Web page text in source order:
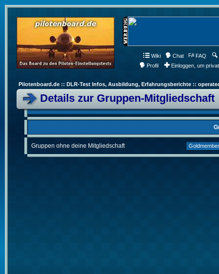
Wiki Chat FAQ
Profil
Einloggen, um
Pilotenboard.de :: DLR-Test Infos, Ausbildung, Erfahrungsberichte ::
Details zur Gruppen-Mitgliedschaft
Gruppen ohne deine Mitgliedschaft